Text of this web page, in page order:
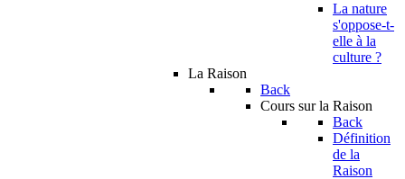
La nature
s'oppose-t-
elle à la
culture ?
La Raison
Back
Cours sur la Raison
Back
Définition
de la
Raison